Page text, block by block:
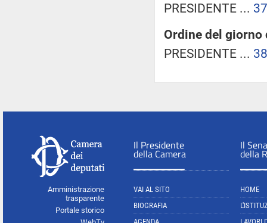
PRESIDENTE ... 37
Ordine del giorno
PRESIDENTE ... 38
Amministrazione
trasparente
Portale storico
Il Presidente
della Camera
VAI AL SITO
BIOGRAFIA
Il
della
HOME